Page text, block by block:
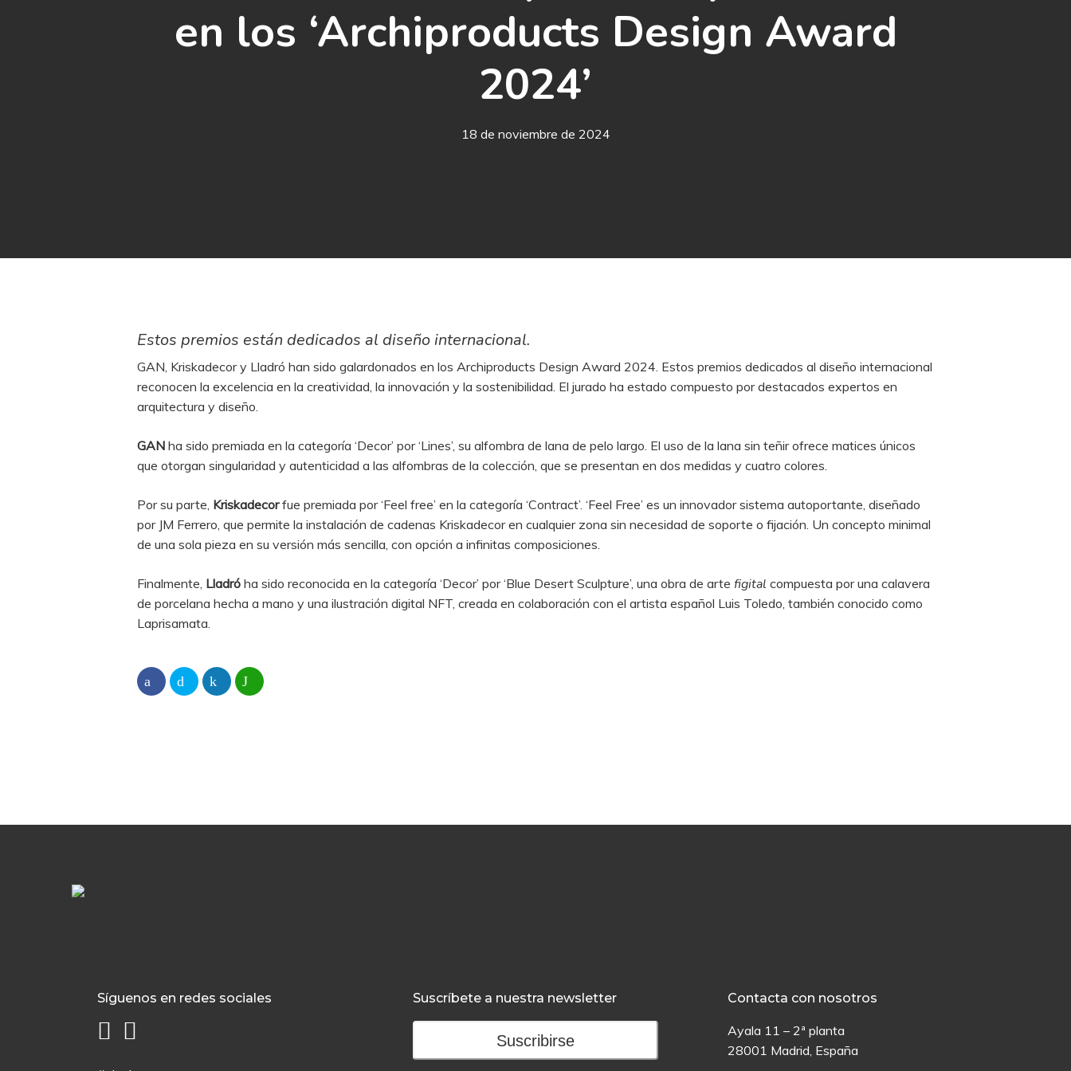
en los ‘Archiproducts Design Award
2024’
18 de noviembre de 2024
Estos premios están dedicados al diseño internacional.
GAN, Kriskadecor y Lladró han sido galardonados en los Archiproducts Design Award 2024. Estos premios dedicados al diseño internacional
reconocen la excelencia en la creatividad, la innovación y la sostenibilidad. El jurado ha estado compuesto por destacados expertos en
arquitectura y diseño.
GAN ha sido premiada en la categoría ‘Decor’ por ‘Lines’, su alfombra de lana de pelo largo. El uso de la lana sin teñir ofrece matices únicos
que otorgan singularidad y autenticidad a las alfombras de la colección, que se presentan en dos medidas y cuatro colores.‎
Por su parte, Kriskadecorfue premiada por ‘Feel free’ en la categoría ‘Contract’. ‘Feel Free’ es un innovador sistema autoportante, diseñado
por JM Ferrero, que permite la instalación de cadenas Kriskadecor en cualquier zona sin necesidad de soporte o fijación.‎ Un concepto minimal
de una sola pieza en su versión más sencilla, con opción a infinitas composiciones.‎
Finalmente, Lladró ha sido reconocida en la categoría ‘Decor’ por ‘Blue Desert Sculpture’, una obra de arte figital compuesta por una calavera
de porcelana hecha a mano y una ilustración digital NFT, creada en colaboración con el artista español Luis Toledo, también conocido como
Laprisamata.‎
Síguenos en redes sociales Suscríbete a nuestra newsletter
Suscribirse
Contacta con nosotros
Ayala 11 – 2ª planta
28001 Madrid, España